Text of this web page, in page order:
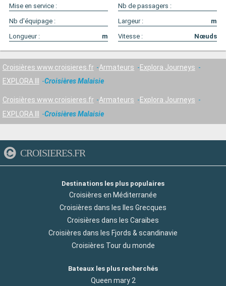
Mise en service :
Nb de passagers :
Nb d'équipage :
Largeur :
m
Longueur :
m Vitesse : Nœuds
Croisières www.croisieres.fr Armateurs
Explora Journeys
EXPLORA III
Croisières Malaisie
Croisières www.croisieres.fr Armateurs
Explora Journeys
EXPLORA III
Croisières Malaisie
CROISIERES.FR
Destinations les plus populaires
Croisières en Méditerranée
Croisières dans les Iles Grecques
Croisières dans les Caraibes
Croisières dans les Fjords & scandinavie
Croisières Tour du monde
Bateaux les plus recherchés
Queen mary 2